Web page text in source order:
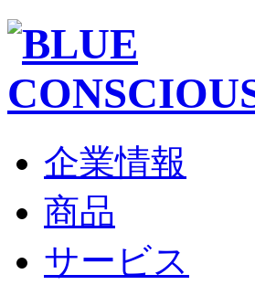
企業情報
商品
サービス